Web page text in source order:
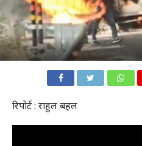
रिपोर्ट : राहुल बहल